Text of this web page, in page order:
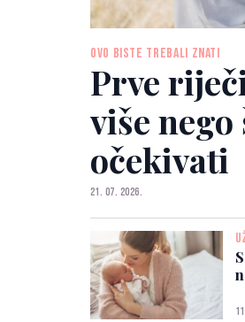
OVO BISTE TREBALI ZNATI
Prve
više
očekivati
21. 07. 2026.